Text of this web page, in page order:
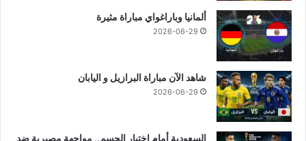
ألمانيا وباراغواي مباراة مثيرة
2026-06-29
شاهد الآن مباراة البرازيل و اليابان
2026-06-29